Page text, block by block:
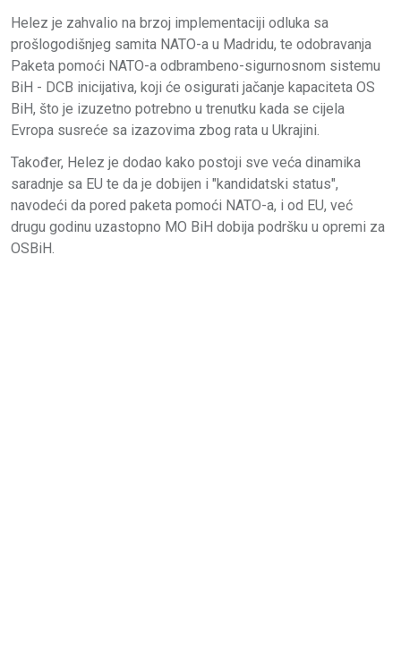
Helez je zahvalio na brzoj implementaciji odluka sa
prošlogodišnjeg samita NATO-a u Madridu, te odobravanja
Paketa pomoći NATO-a odbrambeno-sigurnosnom sistemu
BiH - DCB inicijativa, koji će osigurati jačanje kapaciteta OS
BiH, što je izuzetno potrebno u trenutku kada se cijela
Evropa susreće sa izazovima zbog rata u Ukrajini.
Također, Helez je dodao kako postoji sve veća dinamika
saradnje sa EU te da je dobijen i "kandidatski status",
navodeći da pored paketa pomoći NATO-a, i od EU, već
drugu godinu uzastopno MO BiH dobija podršku u opremi za
OSBiH.